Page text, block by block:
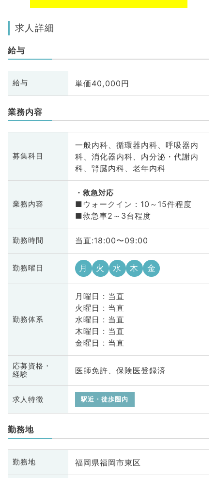
求人詳細
給与
給与 単価40,000円
業務内容
募集科目
一般内科、循環器内科、呼吸器内
科、消化器内科、内分泌・代謝内
科、腎臓内科、老年内科
業務内容
救急対応
■ウォークイン：10～15件程度
■救急車2～3台程度
勤務時間 当直:18:00〜09:00
勤務曜日 月 火 水 木 金
勤務体系
月曜日 : 当直
火曜日 : 当直
水曜日 : 当直
木曜日 : 当直
金曜日 : 当直
応募資格・
経験
医師免許、保険医登録済
求人特徴 駅近・徒歩圏内
勤務地
勤務地 福岡県福岡市東区